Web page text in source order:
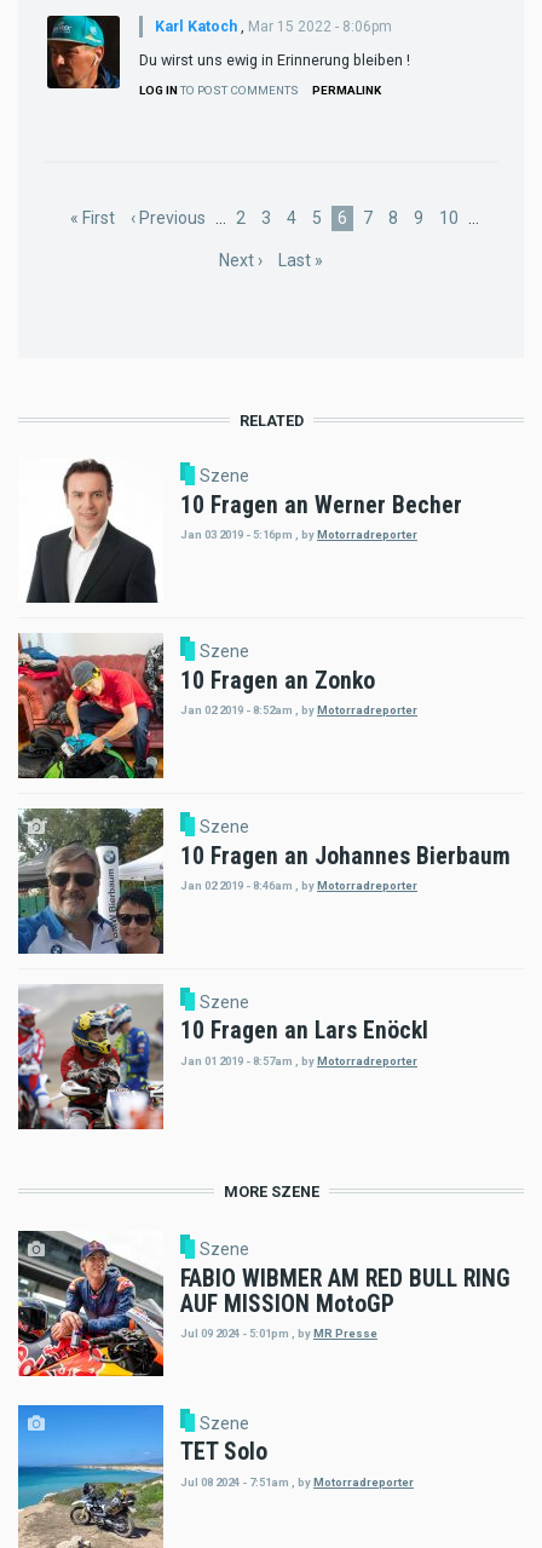
Karl Katoch Mar 15 2022 - 8:06pm
Du wirst uns ewig in Erinnerung bleiben !
LOG IN TO POST COMMENTS PERMALINK
First
« First
Previous
‹ Previous … Page
2 Page
3 Page
4 Page
5
Current
6 Page
7 Page
8 Page
9 Page
10 …
Next
Next ›
Last
Last »
RELATED
Szene
10 Fragen an Werner Becher
Jan 03 2019 - 5:16pm , byMotorradreporter
Szene
10 Fragen an Zonko
Jan 02 2019 - 8:52am byMotorradreporter
Szene
10 Fragen an Johannes Bierbaum
Jan 02 2019 - 8:46am byMotorradreporter
Szene
10 Fragen an Lars Enöckl
Jan 01 2019 - 8:57am byMotorradreporter
MORE SZENE
Szene
FABIO WIBMER AM RED BULL RING
AUF MISSION MotoGP
Jul 09 2024 - 5:01pm byMR Presse
Szene
TET Solo
Jul 08 2024 - 7:51am byMotorradreporter